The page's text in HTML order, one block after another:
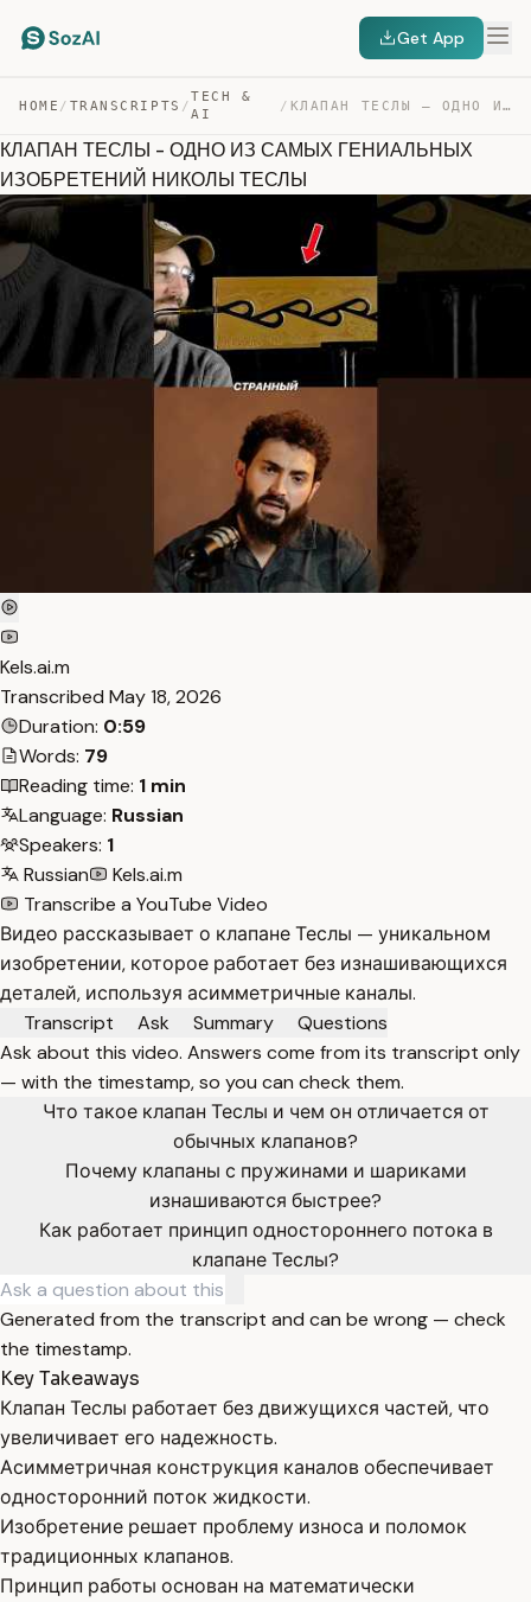
Get App
HOME / TRANSCRIPTS /
TECH &
AI
/ КЛАПАН ТЕСЛЫ – ОДНО ИЗ САМЫХ ГЕНИАЛЬНЫХ ИЗОБРЕТЕНИЙ НИК… — TRANSCRIPT
КЛАПАН ТЕСЛЫ - ОДНО ИЗ САМЫХ ГЕНИАЛЬНЫХ
ИЗОБРЕТЕНИЙ НИКОЛЫ ТЕСЛЫ
Kels.ai.m
Transcribed May 18, 2026
Duration: 0:59
Words: 79
Reading time: 1 min
Language: Russian
Speakers: 1
Russian
Kels.ai.m
Transcribe a YouTube Video
Видео рассказывает о клапане Теслы — уникальном
изобретении, которое работает без изнашивающихся
деталей, используя асимметричные каналы.
Transcript
Ask Summary
Questions
Ask about this video. Answers come from its transcript only
— with the timestamp, so you can check them.
Что такое клапан Теслы и чем он отличается от
обычных клапанов?
Почему клапаны с пружинами и шариками
изнашиваются быстрее?
Как работает принцип одностороннего потока в
клапане Теслы?
Generated from the transcript and can be wrong — check
the timestamp.
Key Takeaways
Клапан Теслы работает без движущихся частей, что
увеличивает его надежность.
Асимметричная конструкция каналов обеспечивает
односторонний поток жидкости.
Изобретение решает проблему износа и поломок
традиционных клапанов.
Принцип работы основан на математически